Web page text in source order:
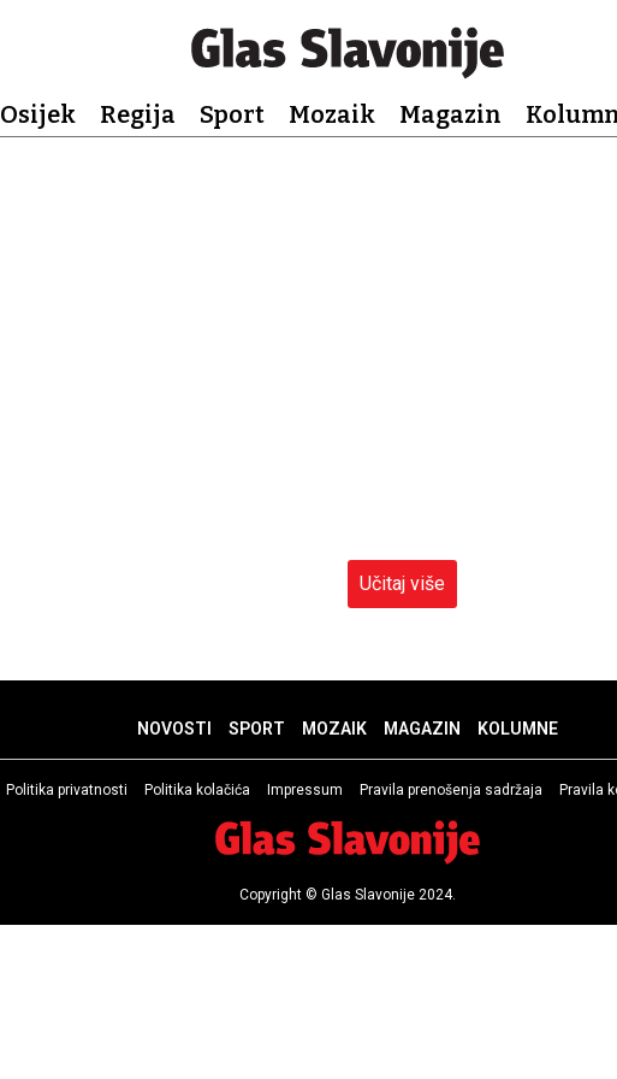
Osijek Regija Sport Mozaik Magazin
Učitaj više
NOVOSTI SPORT MOZAIK MAGAZIN KOLUMNE
Politika privatnosti Politika kolačića Impressum Pravila prenošenja sadržaja Pravila
Copyright © Glas Slavonije 2024.